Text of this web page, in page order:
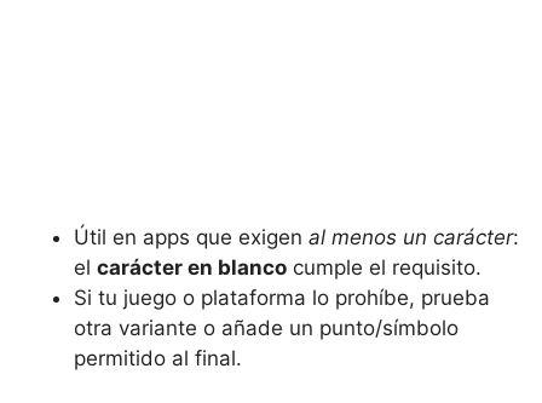
Útil en apps que exigen al menos un carácter:
el carácter en blanco cumple el requisito.
Si tu juego o plataforma lo prohíbe, prueba
otra variante o añade un punto/símbolo
permitido al final.